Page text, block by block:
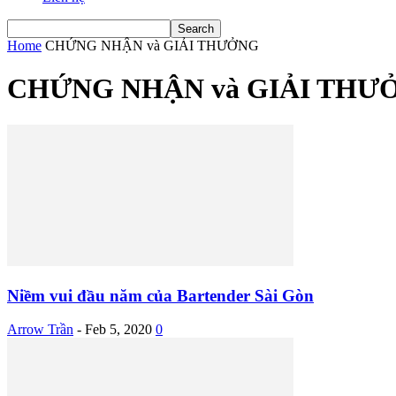
Home CHỨNG NHẬN và GIẢI THƯỞNG
CHỨNG NHẬN và GIẢI
Niềm vui đầu năm của Bartender Sài Gòn
Arrow Trần - Feb 5, 2020 0